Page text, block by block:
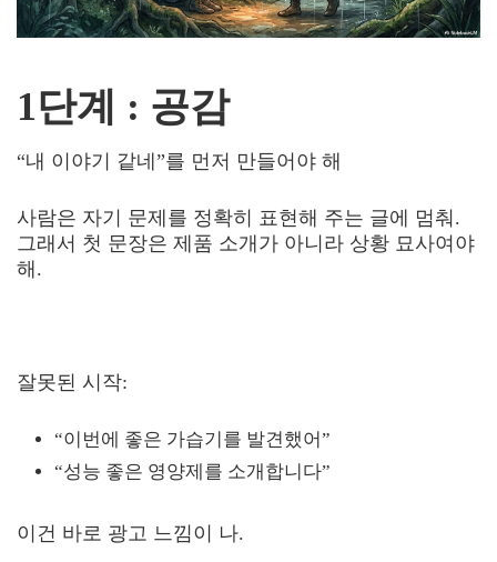
1단계 : 공감
“내 이야기 같네”를 먼저 만들어야 해
사람은 자기 문제를 정확히 표현해 주는 글에 멈춰.
그래서 첫 문장은 제품 소개가 아니라 상황 묘사여야
해.
잘못된 시작:
“이번에 좋은 가습기를 발견했어”
“성능 좋은 영양제를 소개합니다”
이건 바로 광고 느낌이 나.